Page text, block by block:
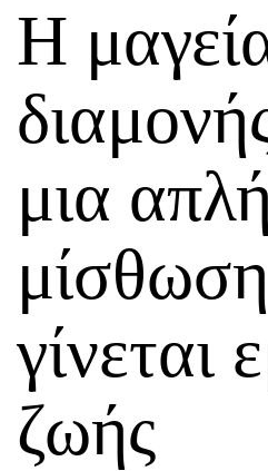
Η
μια απλή
μίσθωση
γίνεται
ζωής